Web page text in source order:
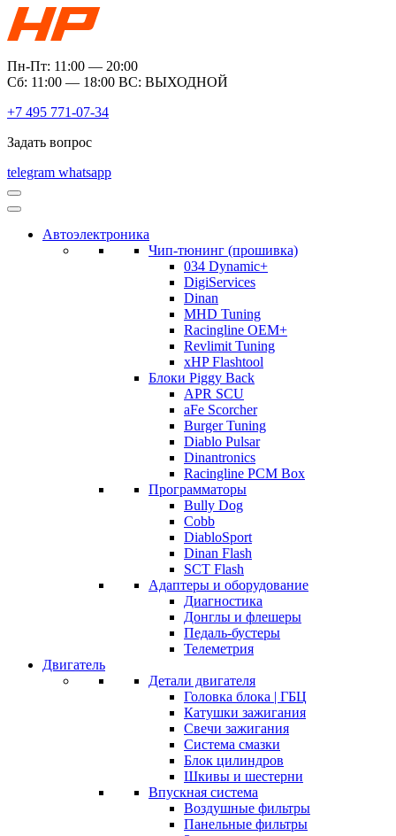
Пн-Пт: 11:00 — 20:00
Сб: 11:00 — 18:00 ВС: ВЫХОДНОЙ
+7 495 771-07-34
Задать вопрос
telegram whatsapp
Автоэлектроника
Чип-тюнинг (прошивка)
034 Dynamic+
DigiServices
Dinan
MHD Tuning
Racingline OEM+
Revlimit Tuning
xHP Flashtool
Блоки Piggy Back
APR SCU
aFe Scorcher
Burger Tuning
Diablo Pulsar
Dinantronics
Racingline PCM Box
Программаторы
Bully Dog
Cobb
DiabloSport
Dinan Flash
SCT Flash
Адаптеры и оборудование
Диагностика
Донглы и флешеры
Педаль-бустеры
Телеметрия
Двигатель
Детали двигателя
Головка блока | ГБЦ
Катушки зажигания
Свечи зажигания
Система смазки
Блок цилиндров
Шкивы и шестерни
Впускная система
Воздушные фильтры
Панельные фильтры